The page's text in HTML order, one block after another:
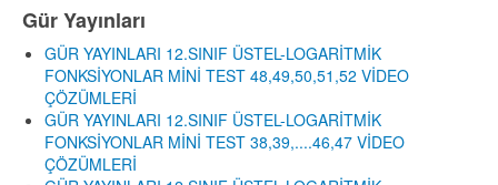
Gür Yayınları
GÜR YAYINLARI 12.SINIF ÜSTEL-LOGARİTMİK
FONKSİYONLAR MİNİ TEST 48,49,50,51,52 VİDEO
ÇÖZÜMLERİ
GÜR YAYINLARI 12.SINIF ÜSTEL-LOGARİTMİK
FONKSİYONLAR MİNİ TEST 38,39,....46,47 VİDEO
ÇÖZÜMLERİ